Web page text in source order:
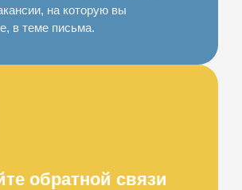
на которую вы
в теме письма.
обратной связи